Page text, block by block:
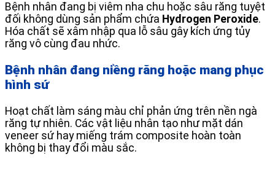
Bệnh nhân đang bị viêm nha chu hoặc sâu răng tuyệt
đối không dùng sản phẩm chứa Hydrogen Peroxide.
Hóa chất sẽ xâm nhập qua lỗ sâu gây kích ứng tủy
răng vô cùng đau nhức.
Bệnh nhân đang niềng răng hoặc mang phục
hình sứ
Hoạt chất làm sáng màu chỉ phản ứng trên nền ngà
răng tự nhiên. Các vật liệu nhân tạo như mặt dán
veneer sứ hay miếng trám composite hoàn toàn
không bị thay đổi màu sắc.